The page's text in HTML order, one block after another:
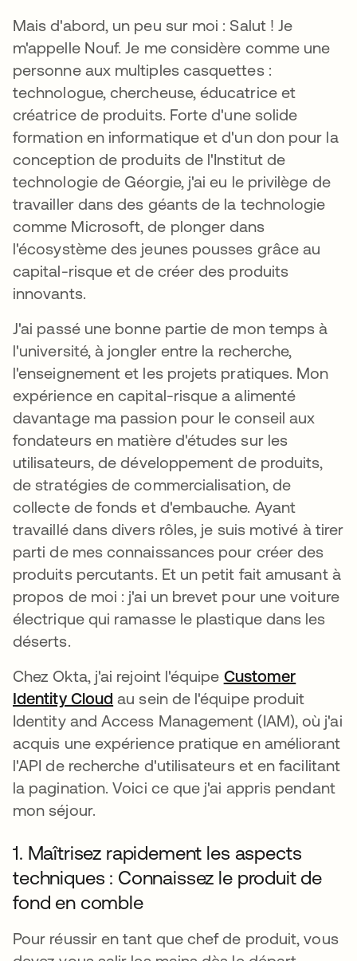
Mais d'abord, un peu sur moi : Salut ! Je
m'appelle Nouf. Je me considère comme une
personne aux multiples casquettes :
technologue, chercheuse, éducatrice et
créatrice de produits. Forte d'une solide
formation en informatique et d'un don pour la
conception de produits de l'Institut de
technologie de Géorgie, j'ai eu le privilège de
travailler dans des géants de la technologie
comme Microsoft, de plonger dans
l'écosystème des jeunes pousses grâce au
capital-risque et de créer des produits
innovants.
J'ai passé une bonne partie de mon temps à
l'université, à jongler entre la recherche,
l'enseignement et les projets pratiques. Mon
expérience en capital-risque a alimenté
davantage ma passion pour le conseil aux
fondateurs en matière d'études sur les
utilisateurs, de développement de produits,
de stratégies de commercialisation, de
collecte de fonds et d'embauche. Ayant
travaillé dans divers rôles, je suis motivé à tirer
parti de mes connaissances pour créer des
produits percutants. Et un petit fait amusant à
propos de moi : j'ai un brevet pour une voiture
électrique qui ramasse le plastique dans les
déserts.
Chez Okta, j'ai rejoint l'équipe Customer
Identity Cloud s’ouvre dans un nouvel onglet
au sein de l'équipe produit
Identity and Access Management (IAM), où j'ai
acquis une expérience pratique en améliorant
l'API de recherche d'utilisateurs et en facilitant
la pagination. Voici ce que j'ai appris pendant
mon séjour.
1. Maîtrisez rapidement les aspects
techniques : Connaissez le produit de
fond en comble
Pour réussir en tant que chef de produit, vous